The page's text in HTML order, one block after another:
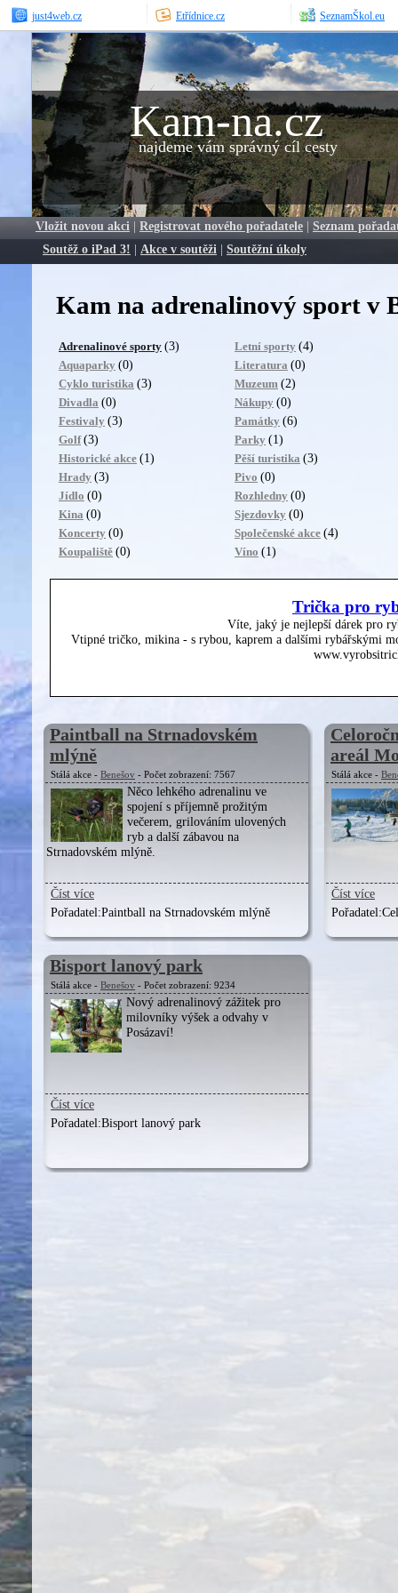
just4web.cz Etřídnice.cz SeznamŠkol.eu
Kam-na.cz
najdeme vám správný cíl cesty
Vložit novou akci | Registrovat nového pořadatele | Seznam
Soutěž o iPad 3! | Akce v soutěži | Soutěžní úkoly
Kam na adrenalinový sport v
Adrenalinové sporty (3)
Aquaparky (0)
Cyklo turistika (3)
Divadla (0)
Festivaly (3)
Golf (3)
Historické akce (1)
Hrady (3)
Jídlo (0)
Kina (0)
Koncerty (0)
Koupaliště (0)
Letní sporty (4)
Literatura (0)
Muzeum (2)
Nákupy (0)
Památky (6)
Parky (1)
Pěší turistika (3)
Pivo (0)
Rozhledny (0)
Sjezdovky (0)
Společenské akce (4)
Víno (1)
Trička pro
Víte, jaký je nejlepší dárek pro
Vtipné tričko, mikina - s rybou, kaprem a dalšími rybářskými
Paintball na Strnadovském
mlýně
Stálá akce - Benešov - Počet zobrazení: 7567
Něco lehkého adrenalinu ve
spojení s příjemně prožitým
večerem, grilováním ulovených
ryb a další zábavou na
Strnadovském mlýně.
Číst více
Pořadatel:Paintball na Strnadovském mlýně
areál
Stálá akce -
Číst více
Pořadatel:
Bisport lanový park
Stálá akce - Benešov - Počet zobrazení: 9234
Nový adrenalinový zážitek pro
milovníky výšek a odvahy v
Posázaví!
Číst více
Pořadatel:Bisport lanový park